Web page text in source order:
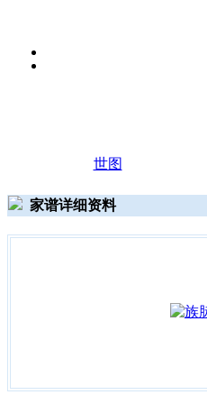
世图
家谱详细资料